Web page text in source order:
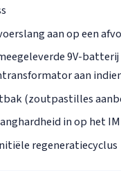
aan op een
9V-
aan
(zoutpastilles
in op het
regeneratiecyclus